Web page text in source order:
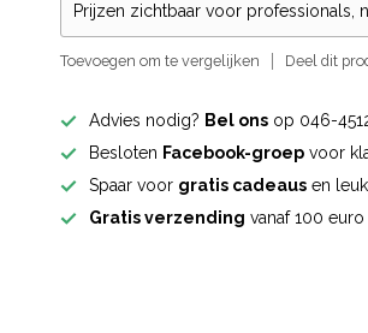
Prijzen zichtbaar voor professionals,
Toevoegen om te vergelijken Deel dit
Advies nodig? Bel ons op 046-
Besloten Facebook-groep voor
Spaar voor gratis cadeaus en
Gratis verzending vanaf 100